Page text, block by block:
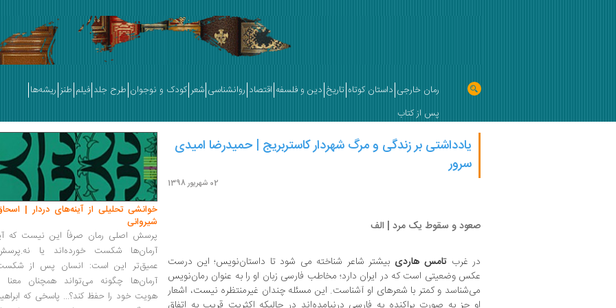
رمان خارجی داستان کوتاه تاریخ دین و فلسفه اقتصاد روانشناسی شعر کودک و نوجوان طرح جلد فیلم طنز ریشه‌ها
پس از کتاب
یادداشتی بر زندگی و مرگ شهردار کاستربریج | حمیدرضا امیدی
سرور
02 شهریور 1398
صعود و سقوط یک مرد | الف
در غرب تامس هاردی بیشتر شاعر شناخته می شود تا داستان‌نویس؛ این درست
عکس وضعیتی است که در ایران دارد؛ مخاطب فارسی زبان او را به عنوان رمان‌نویس
می‌شناسد و کمتر با شعرهای او آشناست. این مسئله چندان غیرمنتظره نیست، اشعار
خوانشی تحلیلی از آینه‌های دردار |
شیروانی
پرسش اصلی رمان صرفاً این نیست که
آرمان‌ها شکست خورده‌اند یا
عمیق‌تر این است: انسان پس از
آرمان‌ها چگونه می‌تواند همچنان معنا
هویت خود را حفظ کند؟... پاسخی که